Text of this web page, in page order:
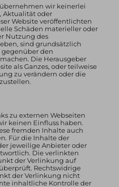
wir keinerlei
Aktualität oder
Website veröffentlichten
Schäden materieller oder
Nutzung des
sind grundsätzlich
den
Die Herausgeber
als Ganzes, oder teilweise
zu verändern oder die
zu externen Webseiten
keinen Einfluss haben.
fremden Inhalte auch
Für die Inhalte der
jeweilige Anbieter oder
Die verlinkten
der Verlinkung auf
Rechtswidrige
der Verlinkung nicht
inhaltliche Kontrolle der